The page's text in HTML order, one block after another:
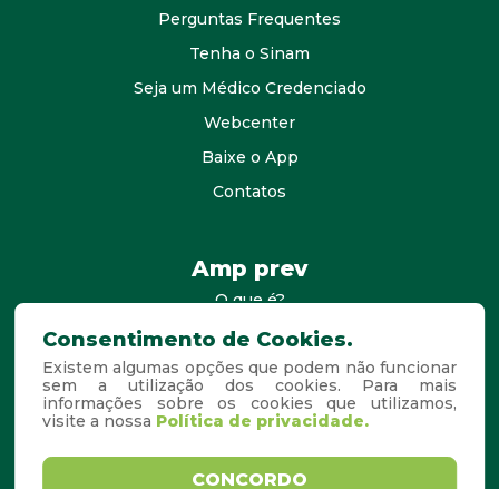
Perguntas Frequentes
Tenha o Sinam
Seja um Médico Credenciado
Webcenter
Baixe o App
Contatos
Amp prev
O que é?
consultores
Agende Sua Visita
Perguntas Frequentes
Copyright © 2026. Todos os
Consentimento de Cookies.
Existem algumas opções que podem não funcionar
sem a utilização dos cookies. Para mais
informações sobre os cookies que utilizamos,
visite a nossa Política de privacidade.
CONCORDO